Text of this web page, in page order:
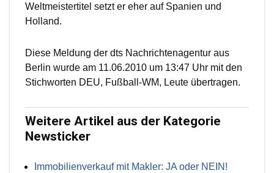
Weltmeistertitel setzt er eher auf Spanien und
Holland.
Diese Meldung der dts Nachrichtenagentur aus
Berlin wurde am 11.06.2010 um 13:47 Uhr mit den
Stichworten DEU, Fußball-WM, Leute übertragen.
Weitere Artikel aus der Kategorie
Newsticker
Immobilienverkauf mit Makler: JA oder NEIN!